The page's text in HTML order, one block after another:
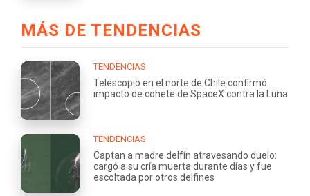
MÁS DE TENDENCIAS
TENDENCIAS
Telescopio en el norte de Chile confirmó
impacto de cohete de SpaceX contra la Luna
TENDENCIAS
Captan a madre delfín atravesando duelo:
cargó a su cría muerta durante días y fue
escoltada por otros delfines